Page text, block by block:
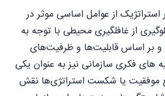
استراتژیک از عوامل اساسی موثر در
از غافلگیری محیطی با توجه به
و بر اساس قابلیت‌ها و ظرفیت‌های
های فکری سازمانی نیز به عنوان یکی
موفقیت یا شکست استراتژی‌ها نقش